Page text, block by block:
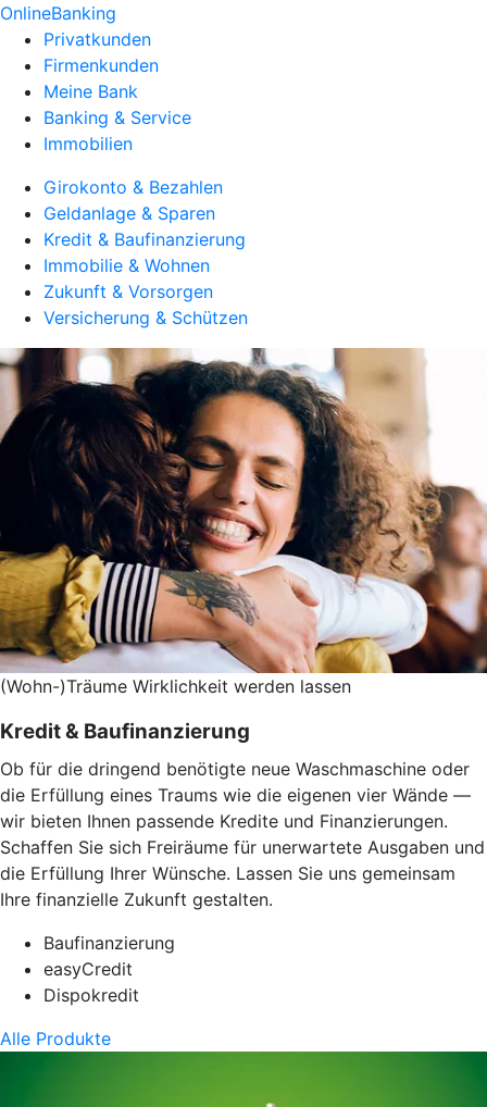
OnlineBanking
Privatkunden
Firmenkunden
Meine Bank
Banking & Service
Immobilien
Girokonto & Bezahlen
Geldanlage & Sparen
Kredit & Baufinanzierung
Immobilie & Wohnen
Zukunft & Vorsorgen
Versicherung & Schützen
(Wohn-)Träume Wirklichkeit werden lassen
Kredit & Baufinanzierung
Ob für die dringend benötigte neue Waschmaschine oder
die Erfüllung eines Traums wie die eigenen vier Wände —
wir bieten Ihnen passende Kredite und Finanzierungen.
Schaffen Sie sich Freiräume für unerwartete Ausgaben und
die Erfüllung Ihrer Wünsche. Lassen Sie uns gemeinsam
Ihre finanzielle Zukunft gestalten.
Baufinanzierung
easyCredit
Dispokredit
Alle Produkte